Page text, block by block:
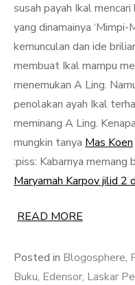
susah payah Ikal
yang dinamainya ‘Mimpi-
kemunculan dan ide
membuat Ikal mampu
menemukan A Ling.
penolakan ayah Ikal
meminang A Ling.
mungkin tanya Mas Koen
:piss: Kabarnya memang
Maryamah Karpov jilid 2
READ MORE
Posted in Blogosphere,
Buku, Edensor, Laskar